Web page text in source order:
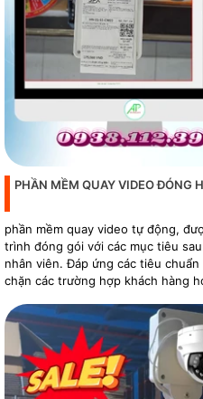
PHẦN MỀM QUAY VIDEO ĐÓNG
phần mềm quay video tự động,
trình đóng gói với các mục tiêu
nhân viên. Đáp ứng các tiêu
chặn các trường hợp khách hàng